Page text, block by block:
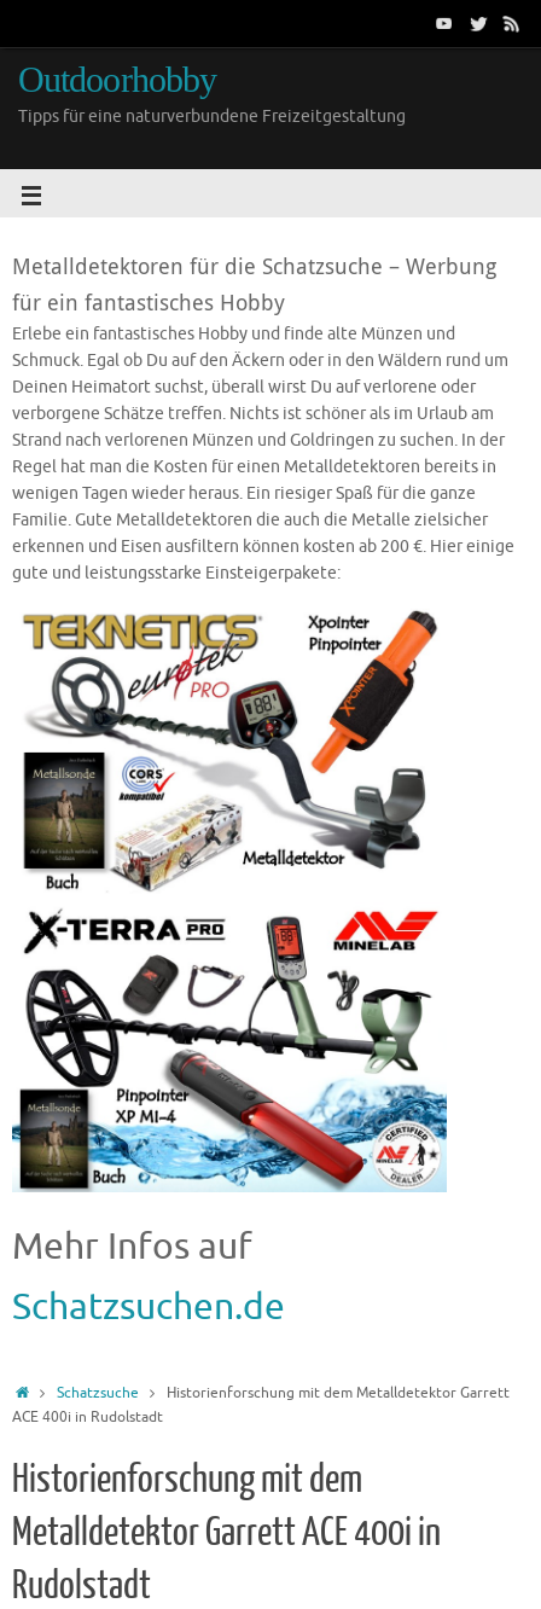
Outdoorhobby
Tipps für eine naturverbundene Freizeitgestaltung
Metalldetektoren für die Schatzsuche – Werbung
für ein fantastisches Hobby
Erlebe ein fantastisches Hobby und finde alte Münzen und
Schmuck. Egal ob Du auf den Äckern oder in den Wäldern rund um
Deinen Heimatort suchst, überall wirst Du auf verlorene oder
verborgene Schätze treffen. Nichts ist schöner als im Urlaub am
Strand nach verlorenen Münzen und Goldringen zu suchen. In der
Regel hat man die Kosten für einen Metalldetektoren bereits in
wenigen Tagen wieder heraus. Ein riesiger Spaß für die ganze
Familie. Gute Metalldetektoren die auch die Metalle zielsicher
erkennen und Eisen ausfiltern können kosten ab 200 €. Hier einige
gute und leistungsstarke Einsteigerpakete:
Mehr Infos auf
Schatzsuchen.de
Schatzsuche
Historienforschung mit dem Metalldetektor Garrett
ACE 400i in Rudolstadt
Historienforschung mit dem
Metalldetektor Garrett ACE 400i in
Rudolstadt